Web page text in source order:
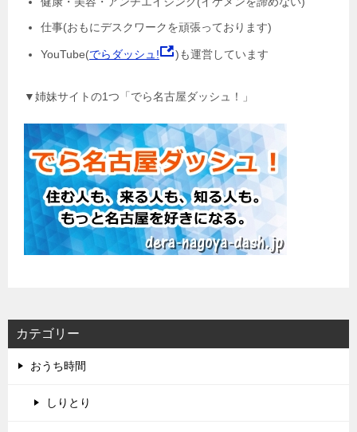
仕事(おもにデスクワークを頑張っております)
YouTube(でらダッシュ! )も運営しています
▼姉妹サイトの1つ「でら名古屋ダッシュ！」
カテゴリー
おうち時間
しりとり